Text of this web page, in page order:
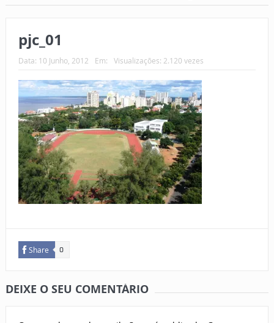
pjc_01
Data: 10 Junho, 2012 Em: Visualizações: 2.120 vezes
Share 0
DEIXE O SEU COMENTÁRIO